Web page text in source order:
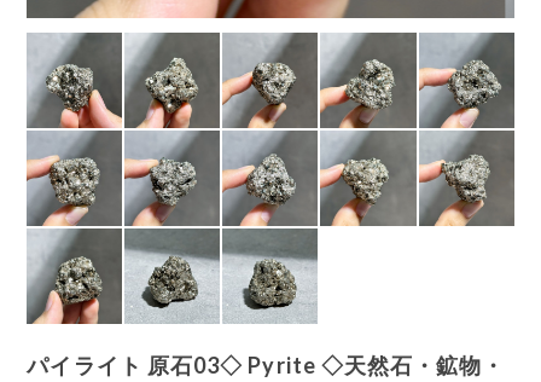
パイライト 原石03◇ Pyrite ◇天然石・鉱物・